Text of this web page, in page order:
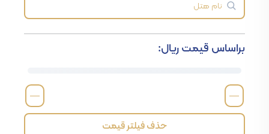
براساس قیمت ریال:
—
—
حذف فیلتر قیمت